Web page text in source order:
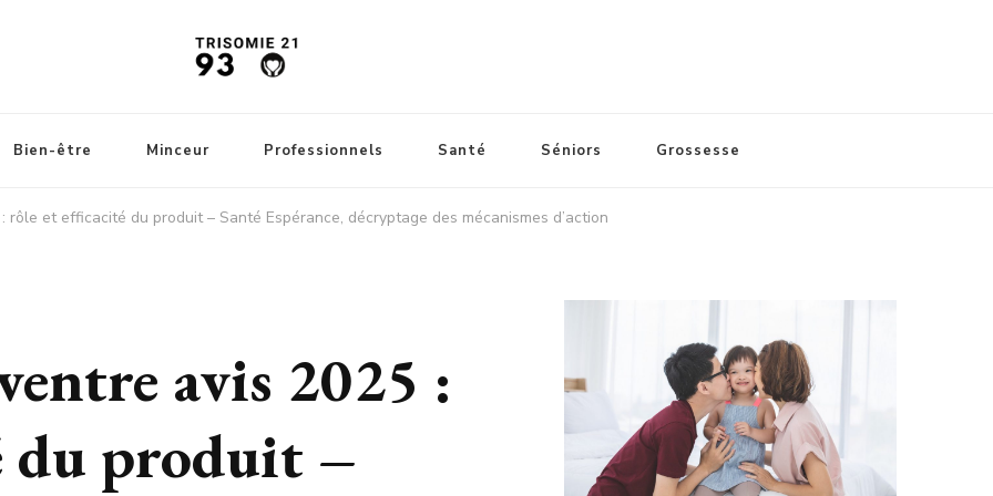
Bien-être Minceur Professionnels Santé Séniors Grossesse
rôle et efficacité du produit – Santé Espérance, décryptage des mécanismes d’action
avis 2025 :
du produit –